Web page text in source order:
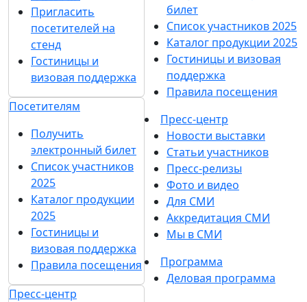
Пригласить
посетителей на
стенд
Гостиницы и
визовая поддержка
Посетителям
Получить
электронный билет
Список участников
2025
Каталог продукции
2025
Гостиницы и
визовая поддержка
Правила посещения
Пресс-центр
билет
Список участников 2025
Каталог продукции 2025
Гостиницы и визовая
поддержка
Правила посещения
Пресс-центр
Новости выставки
Статьи участников
Пресс-релизы
Фото и видео
Для СМИ
Аккредитация СМИ
Мы в СМИ
Программа
Деловая программа